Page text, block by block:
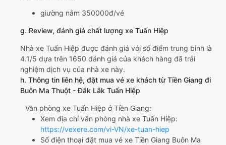
giường nằm 350000đ/vé
g. Review, đánh giá chất lượng xe Tuấn Hiệp
Nhà xe Tuấn Hiệp được đánh giá với số điểm trung bình là
4.1/5 dựa trên 1650 đánh giá của khách hàng đã trải
nghiệm dịch vụ của nhà xe này.
h. Thông tin liên hệ, đặt mua vé xe khách từ Tiền Giang đi
Buôn Ma Thuột - Đắk Lắk Tuấn Hiệp
Văn phòng xe Tuấn Hiệp ở Tiền Giang:
Xem địa chỉ văn phòng nhà xe Tuấn Hiệp:
https://vexere.com/vi-VN/xe-tuan-hiep
Số điện thoại đặt mua vé xe Tiền Giang Buôn Ma